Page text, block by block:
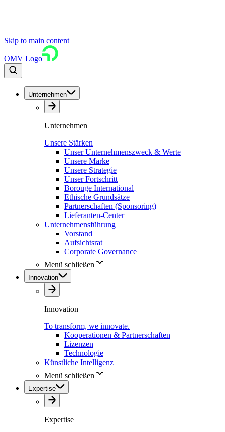
Skip to main content
OMV Logo
Unternehmen
Unternehmen
Unsere Stärken
Unser Unternehmenszweck & Werte
Unsere Marke
Unsere Strategie
Unser Fortschritt
Borouge International
Ethische Grundsätze
Partnerschaften (Sponsoring)
Lieferanten-Center
Unternehmensführung
Vorstand
Aufsichtsrat
Corporate Governance
Menü schließen
Innovation
Innovation
To transform, we innovate.
Kooperationen & Partnerschaften
Lizenzen
Technologie
Künstliche Intelligenz
Menü schließen
Expertise
Expertise